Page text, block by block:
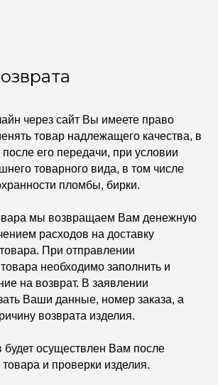
через сайт Вы имеете право
товар надлежащего качества, в
его передачи, при условии
товарного вида, в том числе
пломбы, бирки.
мы возвращаем Вам денежную
расходов на доставку
При отправлении
необходимо заполнить и
на возврат. В заявлении
Ваши данные, номер заказа, а
возврата изделия.
будет осуществлен Вам после
и проверки изделия.
Возврат и гарантия
Стилист на связи
Договор оферты
Политика
ПОКУПАТЕЛЯМ
Изделия на заказ
Магазины